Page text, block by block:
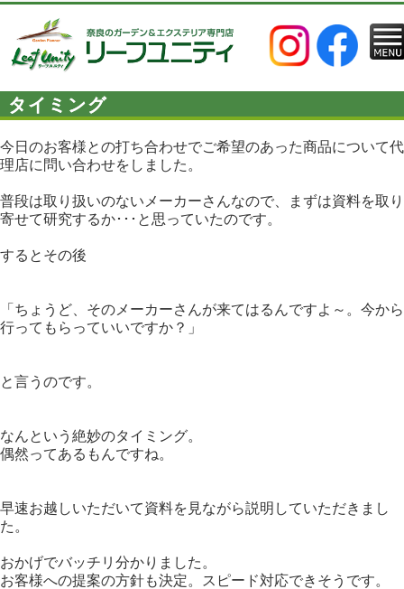
タイミング
今日のお客様との打ち合わせでご希望のあった商品について代
理店に問い合わせをしました。
普段は取り扱いのないメーカーさんなので、まずは資料を取り
寄せて研究するか･･･と思っていたのです。
するとその後
「ちょうど、そのメーカーさんが来てはるんですよ～。今から
行ってもらっていいですか？」
と言うのです。
なんという絶妙のタイミング。
偶然ってあるもんですね。
早速お越しいただいて資料を見ながら説明していただきまし
た。
おかげでバッチリ分かりました。
お客様への提案の方針も決定。スピード対応できそうです。